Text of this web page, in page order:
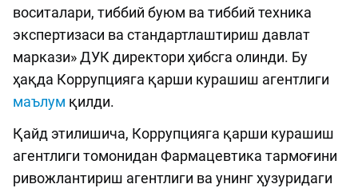
воситалари, тиббий буюм ва тиббий техника
экспертизаси ва стандартлаштириш давлат
маркази» ДУК директори ҳибсга олинди. Бу
ҳақда Коррупцияга қарши курашиш агентлиги
маълум қилди.
Қайд этилишича, Коррупцияга қарши курашиш
агентлиги томонидан Фармацевтика тармоғини
ривожлантириш агентлиги ва унинг ҳузуридаги